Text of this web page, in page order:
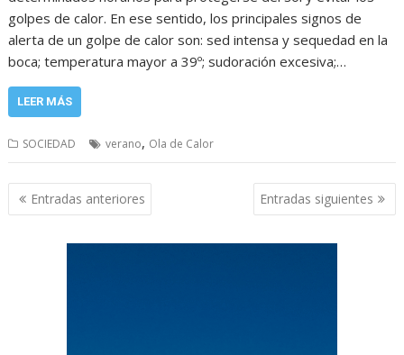
golpes de calor. En ese sentido, los principales signos de
alerta de un golpe de calor son: sed intensa y sequedad en la
boca; temperatura mayor a 39º; sudoración excesiva;…
LEER MÁS
SOCIEDAD verano, Ola de Calor
Navegación
de
entradas
Entradas anteriores Entradas siguientes